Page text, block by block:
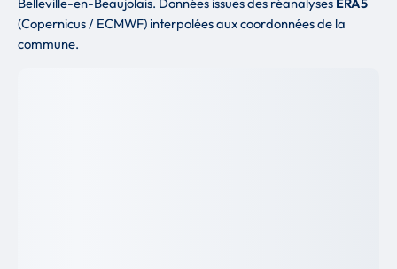
(Copernicus / ECMWF) interpolées aux coordonnées de la
commune.